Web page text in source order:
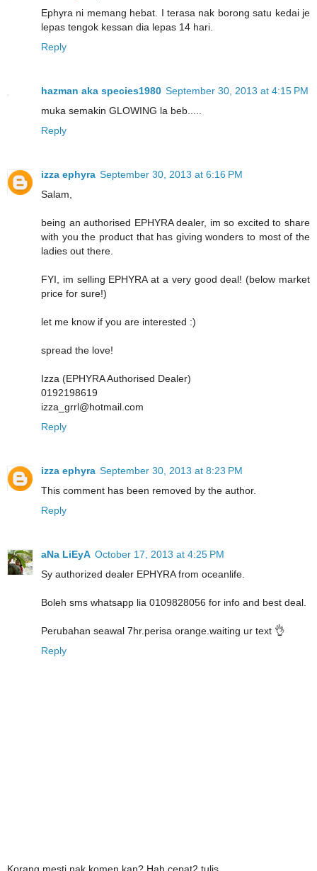
Ephyra ni memang hebat. I terasa nak borong satu kedai je
lepas tengok kessan dia lepas 14 hari.
Reply
hazman aka species1980 September 30, 2013 at 4:15 PM
muka semakin GLOWING la beb.....
Reply
izza ephyra September 30, 2013 at 6:16 PM
Salam,
being an authorised EPHYRA dealer, im so excited to share
with you the product that has giving wonders to most of the
ladies out there.
FYI, im selling EPHYRA at a very good deal! (below market
price for sure!)
let me know if you are interested :)
spread the love!
Izza (EPHYRA Authorised Dealer)
0192198619
izza_grrl@hotmail.com
Reply
izza ephyra September 30, 2013 at 8:23 PM
This comment has been removed by the author.
Reply
aNa LiEyA October 17, 2013 at 4:25 PM
Sy authorized dealer EPHYRA from oceanlife.
Boleh sms whatsapp lia 0109828056 for info and best deal.
Perubahan seawal 7hr.perisa orange.waiting ur text 👌
Reply
Korang mesti nak komen kan? Hah cepat2 tulis